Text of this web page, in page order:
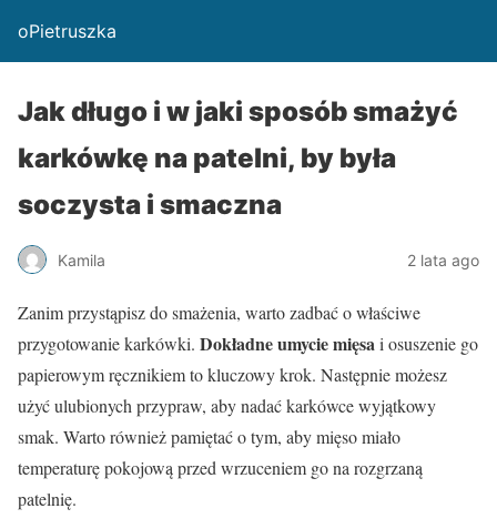
oPietruszka
Jak długo i w jaki sposób smażyć
karkówkę na patelni, by była
soczysta i smaczna
Kamila 2 lata ago
Zanim przystąpisz do smażenia, warto zadbać o właściwe
przygotowanie karkówki. Dokładne umycie mięsai osuszenie go
papierowym ręcznikiem to kluczowy krok. Następnie możesz
użyć ulubionych przypraw, aby nadać karkówce wyjątkowy
smak. Warto również pamiętać o tym, aby mięso miało
temperaturę pokojową przed wrzuceniem go na rozgrzaną
patelnię.